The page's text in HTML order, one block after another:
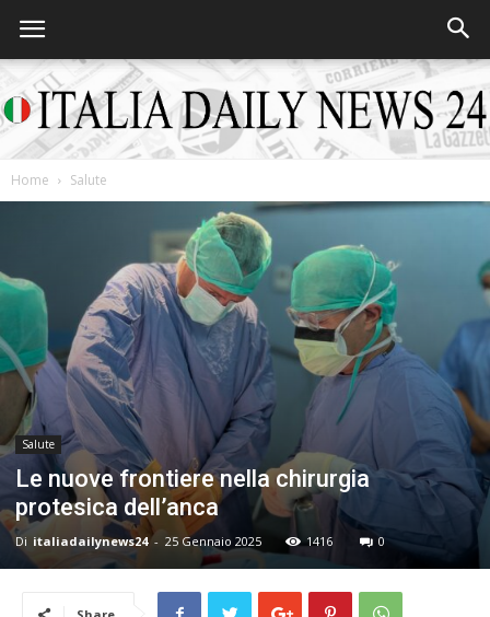
Italia
Daily
News
24
Home Salute
Salute
Le nuove frontiere nella chirurgia
protesica dell’anca
Di italiadailynews24 - 25 Gennaio 2025 1416 0